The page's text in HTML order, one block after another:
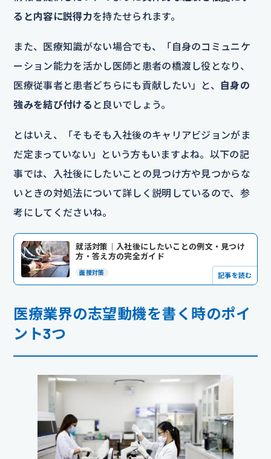
ると内容に説得力を持たせられます。
また、医療知識がない場合でも、「自身のコミュニケ
ーション能力を活かし医師と患者の橋渡し役となり、
医療従事者と患者どちらにも貢献したい」と、 自身の
強みを結び付ける と良いでしょう。
とはいえ、「そもそも入社後のキャリアビジョンがま
だ定まっていない」という方もいますよね。以下の記
事では、入社後にしたいことの見つけ方や見つからな
いときの対処法について詳しく説明しているので、参
考にしてくださいね。
就活対策｜入社後にしたいことの例文・見つけ
方・答え方の完全ガイド
面接対策 記事を読む
医療業界の志望動機を書く時のポイ
ント3つ